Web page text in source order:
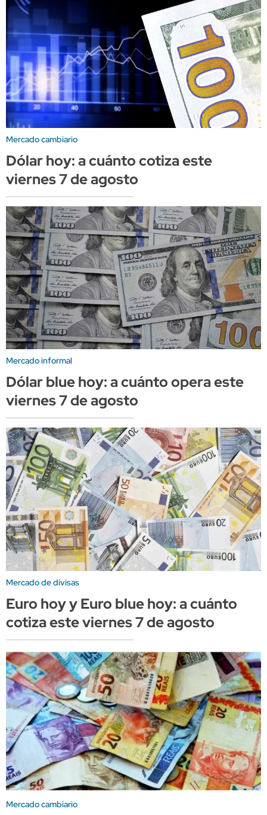
Mercado cambiario
Dólar hoy: a cuánto cotiza este
viernes 7 de agosto
Mercado informal
Dólar blue hoy: a cuánto opera este
viernes 7 de agosto
Mercado de divisas
Euro hoy y Euro blue hoy: a cuánto
cotiza este viernes 7 de agosto
Mercado cambiario